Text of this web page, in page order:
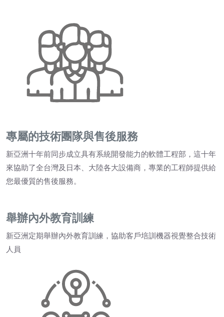
專屬的技術團隊與售後服務
新亞洲十年前同步成立具有系統開發能力的軟體工程部，這十年
來協助了全台灣及日本、大陸各大設備商，專業的工程師提供給
您最優質的售後服務。
舉辦內外教育訓練
新亞洲定期舉辦內外教育訓練，協助客戶培訓機器視覺整合技術
人員